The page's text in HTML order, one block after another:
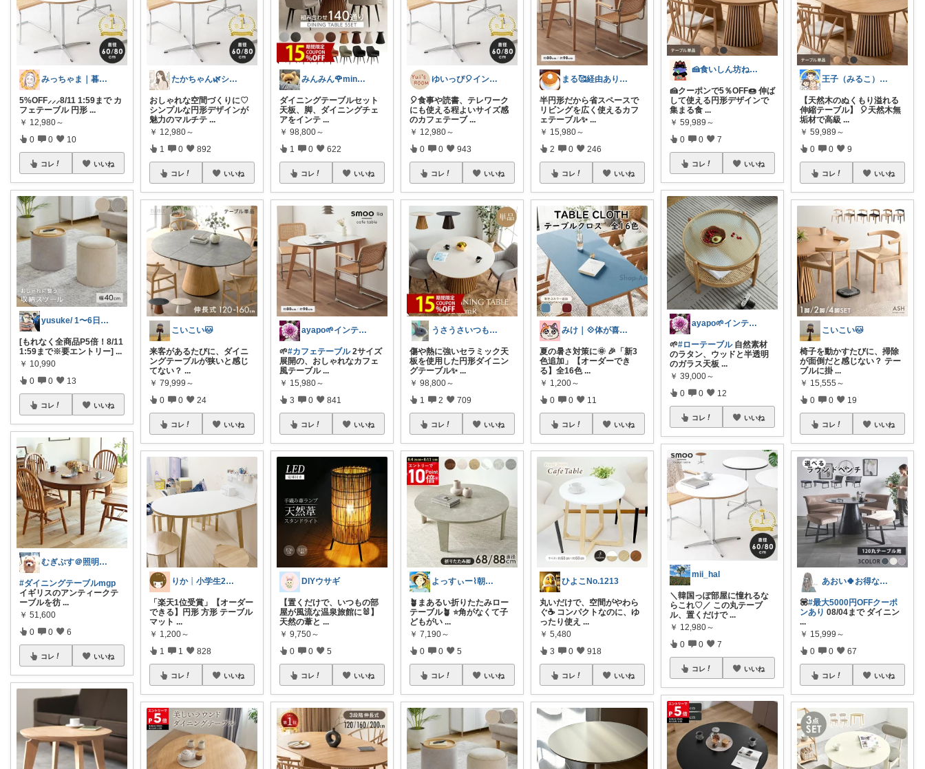
みっちゃま｜暮らし整うお買い物🌿
5%OFF⸝⸝⸝8/11 1:59まで カ
フェテーブル 円形 ...
￥ 12,980～
0 0 10
コレ いいね
yusuke/ 1〜6日購入感謝♫
[もれなく全商品P5倍！8/11
1:59まで※要エントリー] ...
￥ 10,990
0 0 13
コレ いいね
むぎぷす＠照明とインテリアと北欧食器
#ダイニングテーブルmgp
イギリスのアンティークテ
ーブルを彷 ...
￥ 51,600
0 0 6
コレ いいね
たかちゃん🌿シンプルで心地よい暮らし
おしゃれな空間づくりに♡
シンプルな円形デザインが
魅力のマルチテ ...
￥ 12,980～
1 0 892
コレ いいね
こいこい🐱
来客があるたびに、ダイニ
ングテーブルが狭いと感じ
てない？...
￥ 79,999～
0 0 24
コレ いいね
りか┊小学生2人4人家族2LDK暮らし
「楽天1位受賞」【オーダー
できる】円形 方形 テーブル
マット...
￥ 1,200～
1 1 828
コレ いいね
みんみん🌹minminღ
ダイニングテーブルセット
天板、脚、ダイニングチェ
アをインテ ...
￥ 98,800～
1 0 622
コレ いいね
ayapo🌱インテリア&雑貨
🌱#カフェテーブル2サイズ
展開の、おしゃれなカフェ
風テーブル ...
￥ 15,980～
3 0 841
コレ いいね
DIYウサギ
【置くだけで、いつもの部
屋が風流な温泉旅館に🐰】
天然の葦と ...
￥ 9,750～
0 0 5
コレ いいね
ゆいっぴ🎈インテリアとファッション
🎈食事や読書、テレワーク
にも使える程よいサイズ感
のカフェテーブ ...
￥ 12,980～
0 0 943
コレ いいね
うさうさいつもご訪問ありがとうです🐰✨
傷や熱に強いセラミック天
板を使用した円形ダイニン
グテーブル✨...
￥ 98,800～
1 2 709
コレ いいね
よっすぃー⌇朝コレ☀楽しい暮らし😇
🪴まあるい折りたたみロー
テーブル🪴 ⭐️角がなくて子
どもがい ...
￥ 7,190～
0 0 5
コレ いいね
まる🥰経由ありがとうございます💕✨
半円形だから省スペースで
リビングを広く使えるカフ
ェテーブル✨️ ...
￥ 15,980～
2 0 246
コレ いいね
みけ｜💠体が喜ぶもの・便利なもの
夏の暑さ対策に🌞 🎉「新3
色追加」【オーダーでき
る】全16色...
￥ 1,200～
0 0 11
コレ いいね
ひよこNo.1213
丸いだけで、空間がやわら
ぐ☕️ コンパクトなのに、ゆ
ったり使え ...
￥ 5,480
3 0 918
コレ いいね
🍰食いしん坊ねっこ🍩毎日タロット占い
🍰クーポンで5％OFF🍩 伸ば
して使える円形デザインで
集まる食 ...
￥ 59,989～
0 0 7
コレ いいね
ayapo🌱インテリア&雑貨
🌱#ローテーブル自然素材
のラタン、ウッドと半透明
のガラス天板 ...
￥ 39,000～
0 0 12
コレ いいね
mii_hal
＼韓国っぽ部屋に憧れるな
らこれ♡／ この丸テーブ
ル、置くだけで ...
￥ 12,980～
0 0 7
コレ いいね
王子（みるこ）👑便利グッズ×QOL向上
【天然木のぬくもり溢れる
伸縮テーブル】 🎈天然木無
垢材で高級 ...
￥ 59,989～
0 0 9
コレ いいね
こいこい🐱
椅子を動かすたびに、掃除
が面倒だと感じない？ テー
ブルに掛 ...
￥ 15,555～
0 0 19
コレ いいね
あおい🍀お得な商品🍀
💟#最大5000円OFFクーポ
ンあり 08/04まで ダイニン
...
￥ 15,999～
0 0 67
コレ いいね